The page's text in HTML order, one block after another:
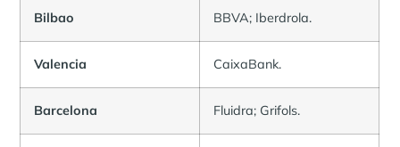
Bilbao BBVA; Iberdrola.
Valencia CaixaBank.
Barcelona Fluidra; Grifols.